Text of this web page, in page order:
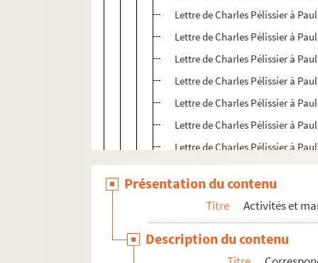
Lettre de Charles Pélissier à
Lettre de Charles Pélissier à
Lettre de Charles Pélissier à
Lettre de Charles Pélissier à
Lettre de Charles Pélissier à
Lettre de Charles Pélissier à
Lettre de Charles Pélissier à
Lettre de Charles Pélissier à
Lettre de Charles Pélissier à
Lettre de Charles Pélissier à
Lettre de Charles Pélissier à
Présentation du contenu
Titre Activités et
Description du contenu